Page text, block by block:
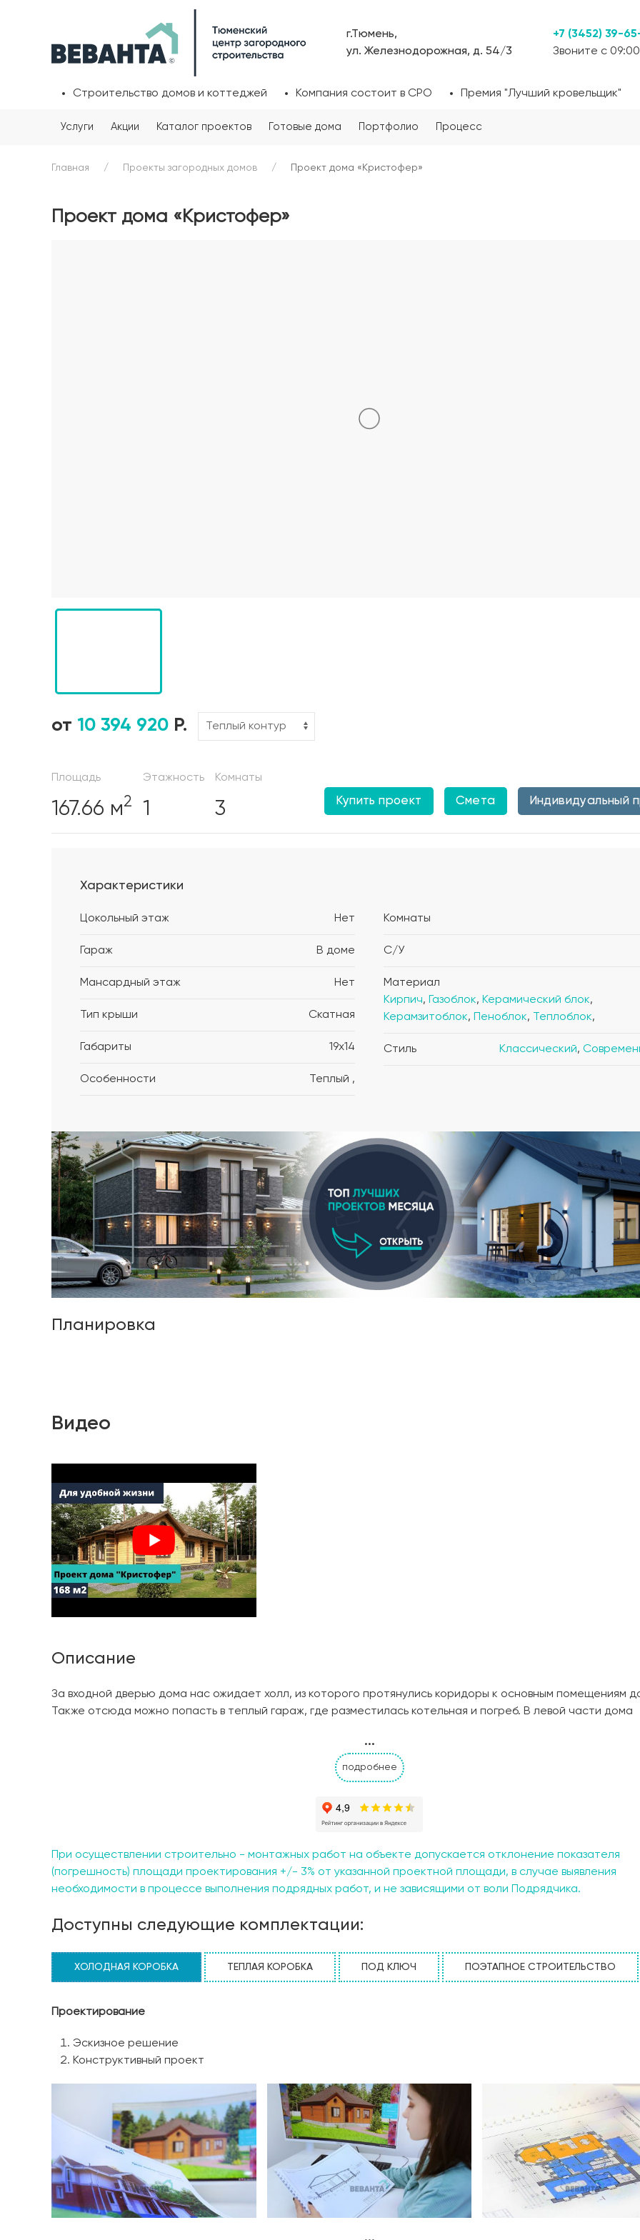
г.Тюмень,
ул. Железнодорожная, д. 54/3
+7 (3452) 39-
Звоните с
Строительство домов и коттеджей Компания состоит в СРО Премия "Лучший кровельщик"
Услуги Акции Каталог проектов Готовые дома Портфолио Процесс
Главная Проекты загородных домов Проект дома «Кристофер»
Проект дома «Кристофер»
от 10 394 920 Р.
Площадь
167.66 м2
Этажность
1
Комнаты
3 Купить проект Смета Индивидуальный
Характеристики
Цокольный этаж Нет
Гараж В доме
Мансардный этаж Нет
Тип крыши Скатная
Габариты 19x14
Особенности Теплый ,
Комнаты
С/У
Материал
Кирпич, Газоблок, Керамический блок,
Керамзитоблок, Пеноблок, Теплоблок,
Стиль Классический,
Планировка
Видео
Описание
За входной дверью дома нас ожидает холл, из которого протянулись коридоры к основным помещениям
Также отсюда можно попасть в теплый гараж, где разместилась котельная и погреб. В левой части дома
которая будет радовать хозяев дома круглый год. В центральной зоне разместились 3 спальных комнаты
...
подробнее
При осуществлении строительно - монтажных работ на объекте допускается отклонение показателя
(погрешность) площади проектирования +/- 3% от указанной проектной площади, в случае выявления
необходимости в процессе выполнения подрядных работ, и не зависящими от воли Подрядчика.
Доступны следующие комплектации:
ХОЛОДНАЯ КОРОБКА ТЕПЛАЯ КОРОБКА ПОД КЛЮЧ ПОЭТАПНОЕ СТРОИТЕЛЬСТВО
Проектирование
Эскизное решение
Конструктивный проект
...